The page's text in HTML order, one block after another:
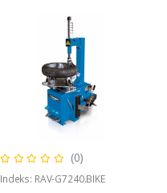
(0)
Indeks: RAV-G7240.BIKE